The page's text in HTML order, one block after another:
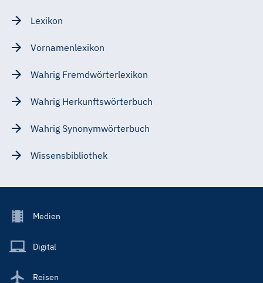
Lexikon
Vornamenlexikon
Wahrig Fremdwörterlexikon
Wahrig Herkunftswörterbuch
Wahrig Synonymwörterbuch
Wissensbibliothek
Footer
Main
Medien
Digital
Reisen